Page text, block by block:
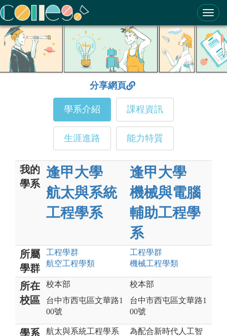
ColleGo! 大學選才與高中育才輔助系統
分享網頁
學系介紹 課程資訊
生涯進路 能力特質
我的
學系
逢甲大學
航太與系統
工程學系
逢甲大學
機械與電腦
輔助工程學
系
所屬
學群
工程學群
航空工程學類
工程學群
機械工程學類
所在
校區
校本部
台中市西屯區文華路1
00號
校本部
台中市西屯區文華路1
00號
學系
航太與系統工程學系
為配合新時代人工智